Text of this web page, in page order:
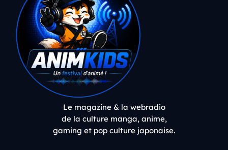
Le magazine & la webradio
de la culture manga, anime,
gaming et pop culture japonaise.